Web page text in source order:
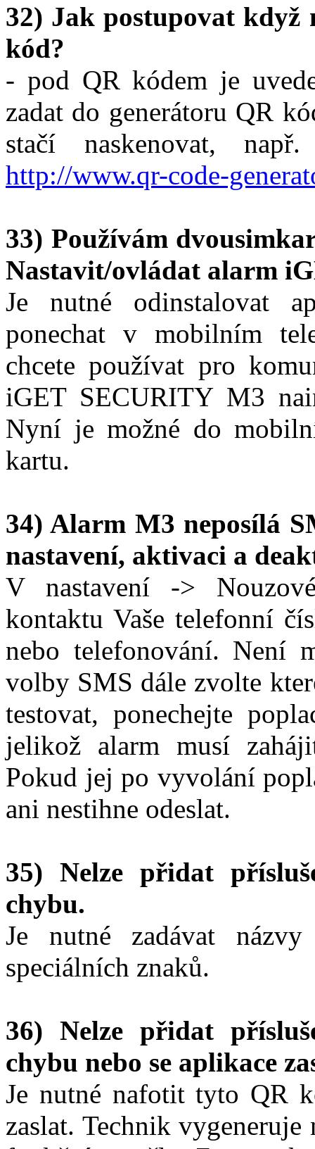
32) Jak postupovat když
kód?
- pod QR kódem je
zadat do generátoru QR
stačí naskenovat,
http://www.qr-code-
33) Používám
Nastavit/ovládat alarm
Je nutné odinstalovat
ponechat v mobilním
chcete používat pro
iGET SECURITY M3
Nyní je možné do
kartu.
34) Alarm M3 neposílá
nastavení, aktivaci a
V nastavení ->
kontaktu Vaše telefonní
nebo telefonování. Není
volby SMS dále zvolte
testovat, ponechejte
jelikož alarm musí
Pokud jej po vyvolání
ani nestihne odeslat.
35) Nelze přidat
chybu.
Je nutné zadávat
speciálních znaků.
36) Nelze přidat
chybu nebo se aplikace
Je nutné nafotit tyto QR
zaslat. Technik